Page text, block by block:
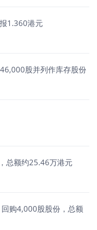
1.360港元
股并列作库存股份
总额约25.46万港元
购4,000股股份，总额